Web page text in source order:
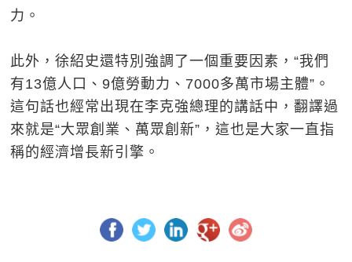
力。
此外，徐紹史還特別強調了一個重要因素，“我們
有13億人口、9億勞動力、7000多萬市場主體”。
這句話也經常出現在李克強總理的講話中，翻譯過
來就是“大眾創業、萬眾創新”，這也是大家一直指
稱的經濟增長新引擎。